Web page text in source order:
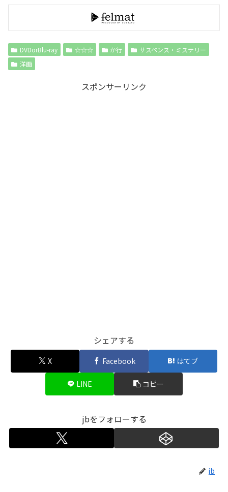
DVDorBlu-ray ☆☆☆ か行
サスペンス・ミステリー
洋画
スポンサーリンク
シェアする
X Facebook はてブ
LINE コピー
jbをフォローする
jb